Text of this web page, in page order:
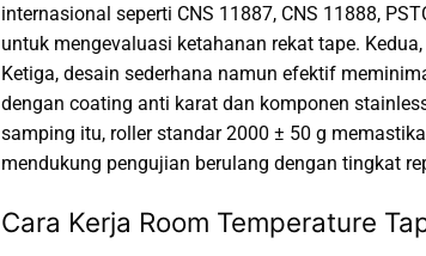
internasional seperti CNS 11887, CNS 11888,
untuk mengevaluasi ketahanan rekat tape.
Ketiga, desain sederhana namun efektif
dengan coating anti karat dan komponen
samping itu, roller standar 2000 ± 50 g
mendukung pengujian berulang dengan tingkat
Cara Kerja Room Temperature